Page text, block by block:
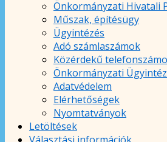
Önkormányzati Hivatali
Műszak, építésügy
Ügyintézés
Adó számlaszámok
Közérdekű
Önkormányzati
Adatvédelem
Elérhetőségek
Nyomtatványok
Letöltések